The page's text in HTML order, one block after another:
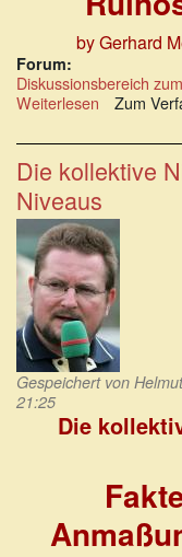
by Gerhard
Forum:
Diskussionsbereich
Weiterlesen über
Todesstoß:
Das
Ruinöse
einer
Doktrin
Zum
Die kollektive
Niveaus
Gespeichert von
21:25
Die